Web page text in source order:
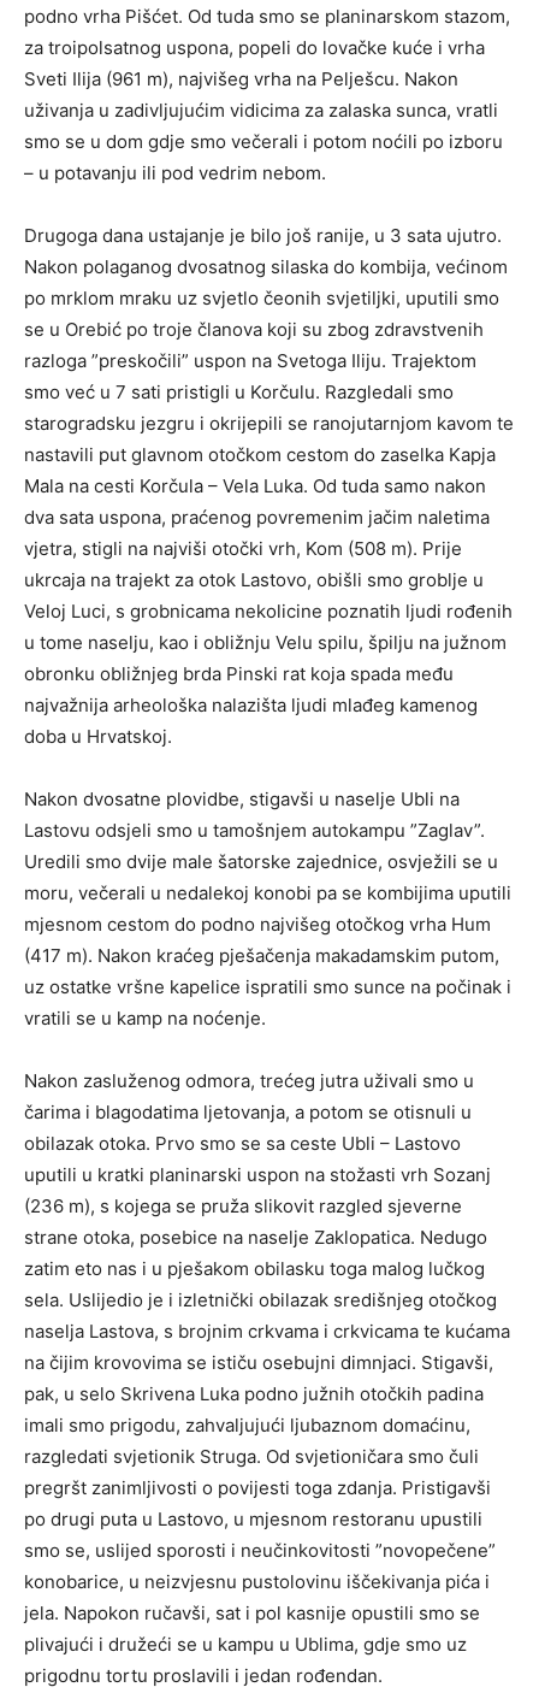
podno vrha Pišćet. Od tuda smo se planinarskom stazom,
za troipolsatnog uspona, popeli do lovačke kuće i vrha
Sveti Ilija (961 m), najvišeg vrha na Pelješcu. Nakon
uživanja u zadivljujućim vidicima za zalaska sunca, vratli
smo se u dom gdje smo večerali i potom noćili po izboru
– u potavanju ili pod vedrim nebom.
Drugoga dana ustajanje je bilo još ranije, u 3 sata ujutro.
Nakon polaganog dvosatnog silaska do kombija, većinom
po mrklom mraku uz svjetlo čeonih svjetiljki, uputili smo
se u Orebić po troje članova koji su zbog zdravstvenih
razloga ”preskočili” uspon na Svetoga Iliju. Trajektom
smo već u 7 sati pristigli u Korčulu. Razgledali smo
starogradsku jezgru i okrijepili se ranojutarnjom kavom te
nastavili put glavnom otočkom cestom do zaselka Kapja
Mala na cesti Korčula – Vela Luka. Od tuda samo nakon
dva sata uspona, praćenog povremenim jačim naletima
vjetra, stigli na najviši otočki vrh, Kom (508 m). Prije
ukrcaja na trajekt za otok Lastovo, obišli smo groblje u
Veloj Luci, s grobnicama nekolicine poznatih ljudi rođenih
u tome naselju, kao i obližnju Velu spilu, špilju na južnom
obronku obližnjeg brda Pinski rat koja spada među
najvažnija arheološka nalazišta ljudi mlađeg kamenog
doba u Hrvatskoj.
Nakon dvosatne plovidbe, stigavši u naselje Ubli na
Lastovu odsjeli smo u tamošnjem autokampu ”Zaglav”.
Uredili smo dvije male šatorske zajednice, osvježili se u
moru, večerali u nedalekoj konobi pa se kombijima uputili
mjesnom cestom do podno najvišeg otočkog vrha Hum
(417 m). Nakon kraćeg pješačenja makadamskim putom,
uz ostatke vršne kapelice ispratili smo sunce na počinak i
vratili se u kamp na noćenje.
Nakon zasluženog odmora, trećeg jutra uživali smo u
čarima i blagodatima ljetovanja, a potom se otisnuli u
obilazak otoka. Prvo smo se sa ceste Ubli – Lastovo
uputili u kratki planinarski uspon na stožasti vrh Sozanj
(236 m), s kojega se pruža slikovit razgled sjeverne
strane otoka, posebice na naselje Zaklopatica. Nedugo
zatim eto nas i u pješakom obilasku toga malog lučkog
sela. Uslijedio je i izletnički obilazak središnjeg otočkog
naselja Lastova, s brojnim crkvama i crkvicama te kućama
na čijim krovovima se ističu osebujni dimnjaci. Stigavši,
pak, u selo Skrivena Luka podno južnih otočkih padina
imali smo prigodu, zahvaljujući ljubaznom domaćinu,
razgledati svjetionik Struga. Od svjetioničara smo čuli
pregršt zanimljivosti o povijesti toga zdanja. Pristigavši
po drugi puta u Lastovo, u mjesnom restoranu upustili
smo se, uslijed sporosti i neučinkovitosti ”novopečene”
konobarice, u neizvjesnu pustolovinu iščekivanja pića i
jela. Napokon ručavši, sat i pol kasnije opustili smo se
plivajući i družeći se u kampu u Ublima, gdje smo uz
prigodnu tortu proslavili i jedan rođendan.